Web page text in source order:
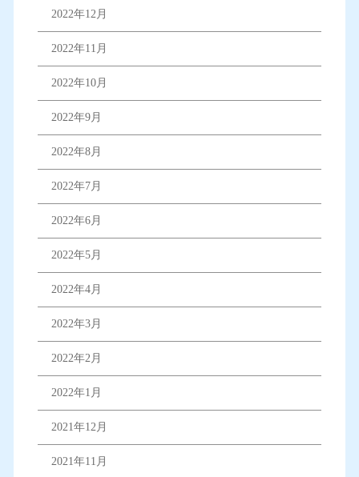
2022年12月
2022年11月
2022年10月
2022年9月
2022年8月
2022年7月
2022年6月
2022年5月
2022年4月
2022年3月
2022年2月
2022年1月
2021年12月
2021年11月